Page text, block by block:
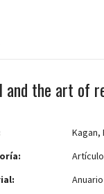
and the art of
Kagan,
Anuario